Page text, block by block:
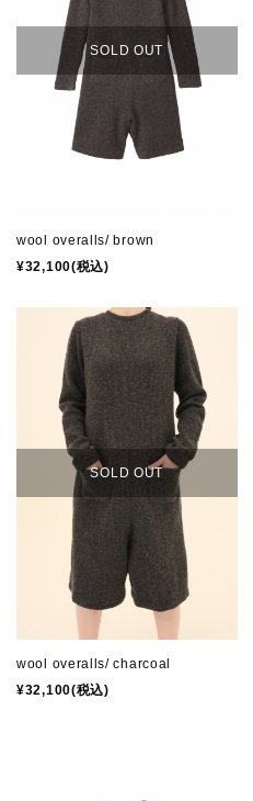
SOLD OUT
wool overalls/ brown
¥32,100(税込)
SOLD OUT
wool overalls/ charcoal
¥32,100(税込)